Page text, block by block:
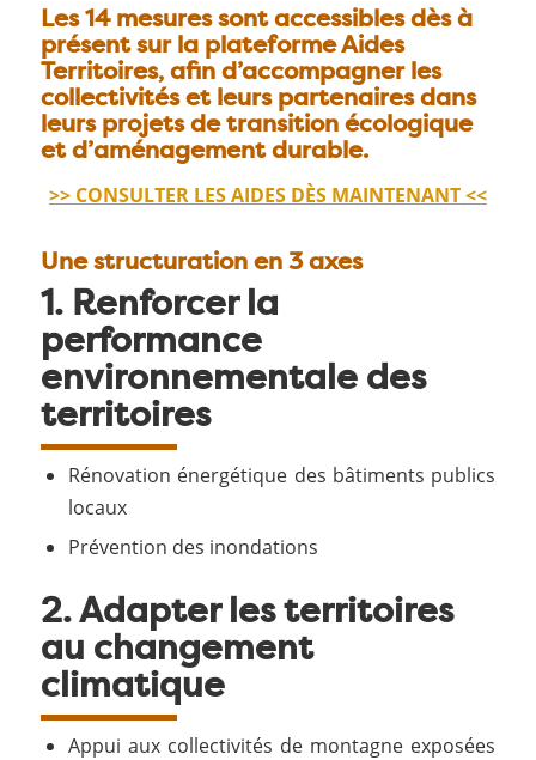
Les14 mesuressont accessibles dès à
présentsur la plateforme Aides
Territoires, afin d’accompagner les
collectivités et leurs partenaires dans
leurs projets detransition écologique
et d’aménagement durable.
>> CONSULTER LES AIDES DÈS MAINTENANT <<
Une structuration en 3 axes
1. Renforcer la
performance
environnementale des
territoires
Rénovation énergétique des bâtiments publics
locaux
Prévention des inondations
2. Adapter les territoires
au changement
climatique
Appui aux collectivités de montagne exposées